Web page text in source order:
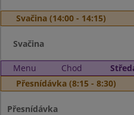
Svačina (14:00 - 14:15)
Svačina
Menu Chod
Přesnídávka (8:15 - 8:30)
Přesnídávka